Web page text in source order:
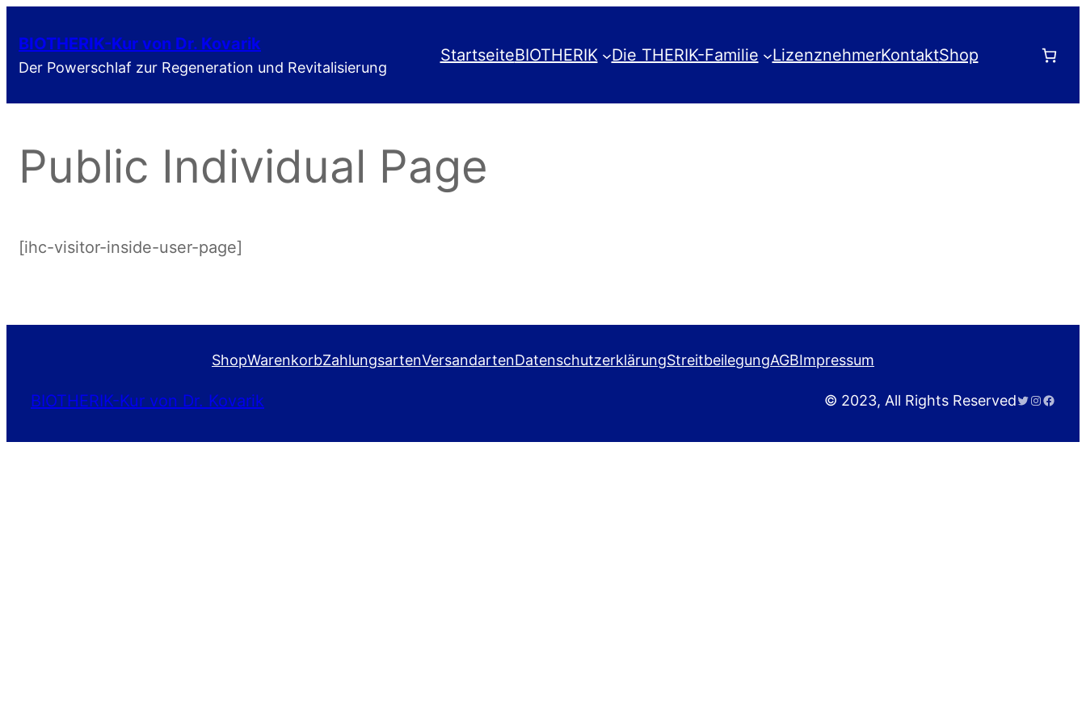
Inhalt
springen
BIOTHERIK-Kur von Dr. Kovarik
Der Powerschlaf zur Regeneration und Revitalisierung
StartseiteBIOTHERIK Die THERIK-Familie LizenznehmerKontaktShop
Public Individual Page
[ihc-visitor-inside-user-page]
ShopWarenkorbZahlungsartenVersandartenDatenschutzerklärungStreitbeilegungAGBImpressum
BIOTHERIK-Kur von Dr. Kovarik © 2023, All Rights ReservedTwitter